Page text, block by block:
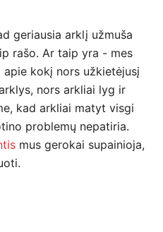
geriausia arklį užmuša
rašo. Ar taip yra - mes
kokį nors užkietėjusį
nors arkliai lyg ir
kad arkliai matyt visgi
problemų nepatiria.
mus gerokai supainioja,